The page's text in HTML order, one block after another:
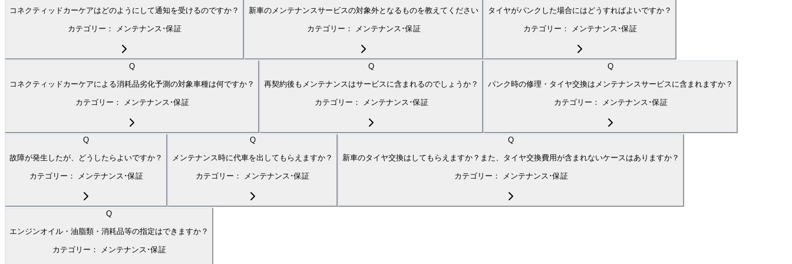
コネクティッドカーケアはどのようにして通知を受けるのですか？
カテゴリー： メンテナンス･保証
新車のメンテナンスサービスの対象外となるものを教えてください
カテゴリー： メンテナンス･保証
タイヤがパンクした場合にはどうすればよいですか？
カテゴリー： メンテナンス･保証
Q
コネクティッドカーケアによる消耗品劣化予測の対象車種は何ですか？
カテゴリー： メンテナンス･保証
Q
再契約後もメンテナンスはサービスに含まれるのでしょうか？
カテゴリー： メンテナンス･保証
Q
パンク時の修理・タイヤ交換はメンテナンスサービスに含まれますか？
カテゴリー： メンテナンス･保証
Q
故障が発生したが、どうしたらよいですか？
カテゴリー： メンテナンス･保証
Q
メンテナンス時に代車を出してもらえますか？
カテゴリー： メンテナンス･保証
Q
新車のタイヤ交換はしてもらえますか？また、タイヤ交換費用が含まれないケースはありますか？
カテゴリー： メンテナンス･保証
Q
エンジンオイル・油脂類・消耗品等の指定はできますか？
カテゴリー： メンテナンス･保証